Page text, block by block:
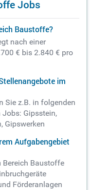
Jobs
Baustoffe?
nach einer
€ bis 2.840 € pro
im
Sie z.B. in folgenden
Jobs: Gipsstein,
Gipswerken
Aufgabengebiet
Bereich Baustoffe
Förderanlagen